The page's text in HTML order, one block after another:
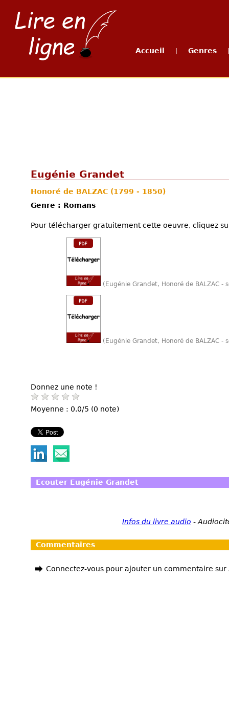
Accueil Genres
Eugénie Grandet
Honoré de BALZAC (1799 - 1850)
Genre : Romans
Pour télécharger gratuitement cette oeuvre, cliquez
(Eugénie Grandet, Honoré de BALZAC
(Eugénie Grandet, Honoré de BALZAC
Donnez une note !
Moyenne : 0.0/5 (0 note)
Ecouter Eugénie Grandet
Infos du livre audio -
Commentaires
Connectez-vous pour ajouter un commentaire sur